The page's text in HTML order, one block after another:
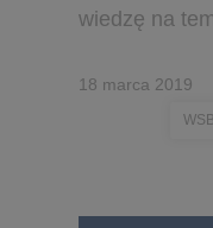
wiedzę na
18 marca 2019